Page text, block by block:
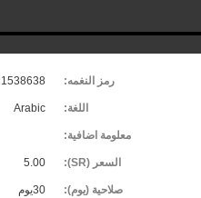
رمز النغمه:
اللغة: Arabic
معلومة اضافية:
السعر (SR): 5.00
صلاحية (يوم): 30يوم